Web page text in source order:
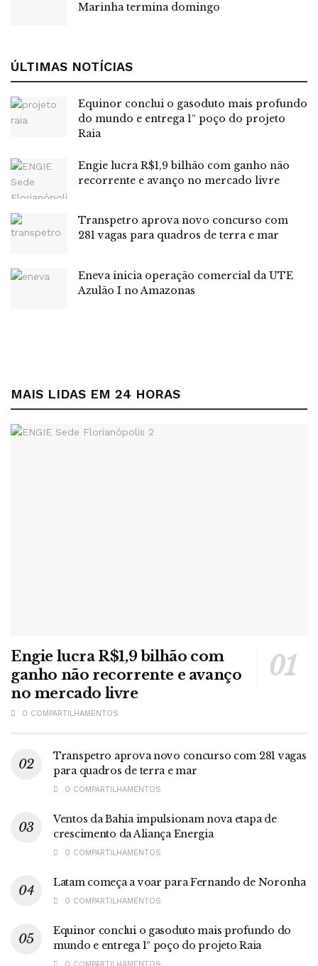
Marinha termina domingo
ÚLTIMAS NOTÍCIAS
Equinor conclui o gasoduto mais profundo
do mundo e entrega 1º poço do projeto
Raia
Engie lucra R$1,9 bilhão com ganho não
recorrente e avanço no mercado livre
Transpetro aprova novo concurso com
281 vagas para quadros de terra e mar
Eneva inicia operação comercial da UTE
Azulão I no Amazonas
MAIS LIDAS EM 24 HORAS
Engie lucra R$1,9 bilhão com
ganho não recorrente e avanço
no mercado livre
0 COMPARTILHAMENTOS
Transpetro aprova novo concurso com 281 vagas
para quadros de terra e mar
0 COMPARTILHAMENTOS
Ventos da Bahia impulsionam nova etapa de
crescimento da Aliança Energia
0 COMPARTILHAMENTOS
Latam começa a voar para Fernando de Noronha
0 COMPARTILHAMENTOS
Equinor conclui o gasoduto mais profundo do
mundo e entrega 1º poço do projeto Raia
0 COMPARTILHAMENTOS